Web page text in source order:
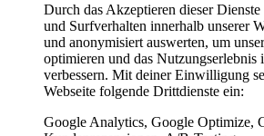
Durch das Akzeptieren dieser
und Surfverhalten innerhalb unserer
und anonymisiert auswerten, um
optimieren und das Nutzungserlebnis
verbessern. Mit deiner Einwilligung
Webseite folgende Drittdienste ein:
Google Analytics, Google Optimize,